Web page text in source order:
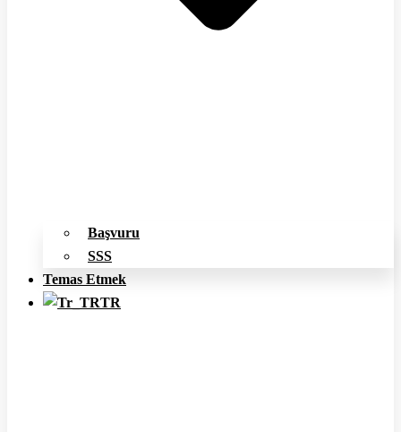
Başvuru
SSS
Temas Etmek
TR